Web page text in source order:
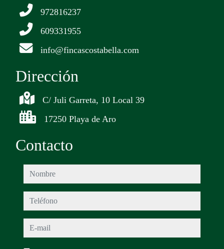
972816237
609331955
info@fincascostabella.com
Dirección
C/ Juli Garreta, 10 Local 39
17250 Playa de Aro
Contacto
nombre
teléfono
e-mail